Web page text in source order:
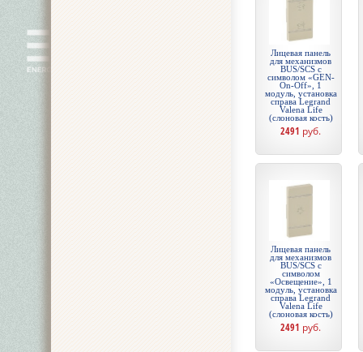
Лицевая панель
для механизмов
BUS/SCS с
символом «GEN-
On-Off», 1
модуль, установка
справа Legrand
Valena Life
(слоновая кость)
2491 руб.
Лицевая панель
для механизмов
BUS/SCS с
символом
«Освещение», 1
модуль, установка
справа Legrand
Valena Life
(слоновая кость)
2491 руб.